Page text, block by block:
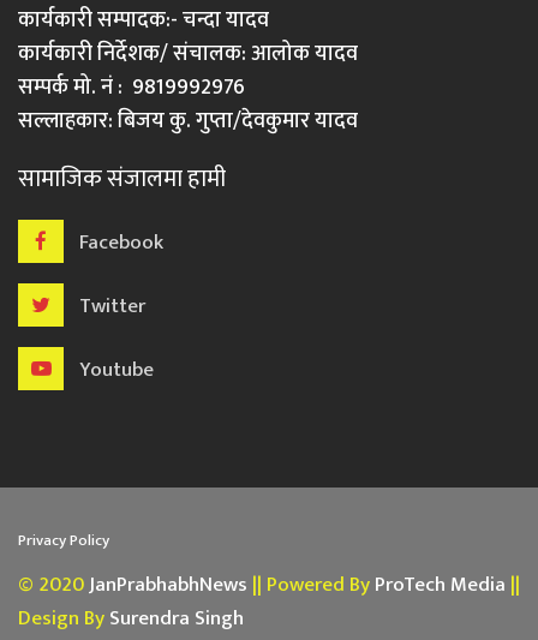
कार्यकारी सम्पादक:- चन्दा यादव
कार्यकारी निर्देशक/ संचालक: आलोक यादव
सम्पर्क मो. नं : 9819992976
सल्लाहकार: बिजय कु. गुप्ता/देवकुमार यादव
सामाजिक संजालमा हामी
Facebook
Twitter
Youtube
Privacy Policy
© 2020JanPrabhabhNews || Powered ByProTech Media ||
Design BySurendra Singh